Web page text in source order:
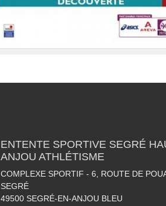
ENTENTE SPORTIVE SEGRÉ
ANJOU ATHLÉTISME
COMPLEXE SPORTIF - 6, ROUTE DE
SEGRÉ
49500 SEGRÉ-EN-ANJOU BLEU